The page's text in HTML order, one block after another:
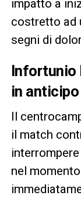
impatto a
costretto ad
segni di
Infortunio
in anticipo
Il
il match
nel